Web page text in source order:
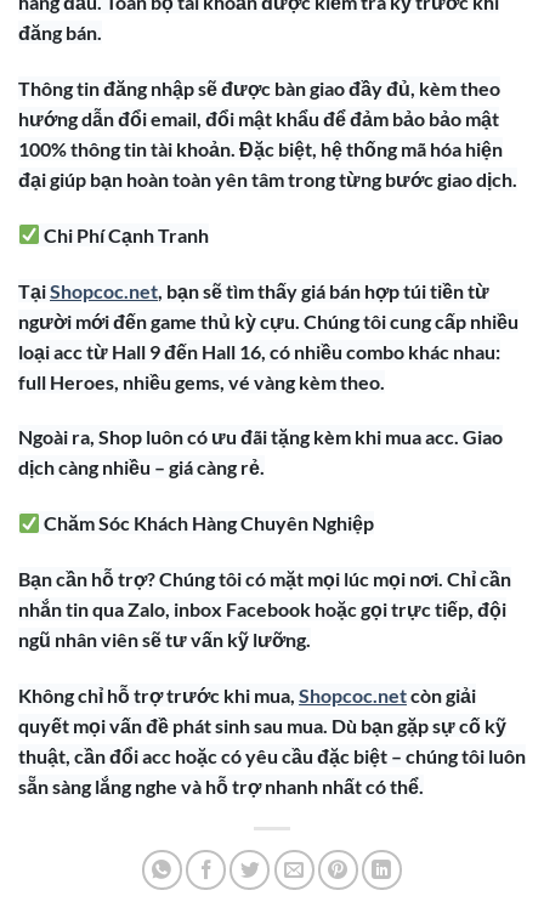
đăng bán.
Thông tin đăng nhập sẽ được bàn giao đầy đủ, kèm theo
hướng dẫn đổi email, đổi mật khẩu để đảm bảo bảo mật
100% thông tin tài khoản. Đặc biệt, hệ thống mã hóa hiện
đại giúp bạn hoàn toàn yên tâm trong từng bước giao dịch.
Chi Phí Cạnh Tranh
TạiShopcoc.net , bạn sẽ tìm thấy giá bán hợp túi tiền từ
người mới đến game thủ kỳ cựu. Chúng tôi cung cấp nhiều
loại acc từ Hall 9 đến Hall 16, có nhiều combo khác nhau:
full Heroes, nhiều gems, vé vàng kèm theo.
Ngoài ra, Shop luôn có ưu đãi tặng kèm khi mua acc. Giao
dịch càng nhiều – giá càng rẻ.
Chăm Sóc Khách Hàng Chuyên Nghiệp
Bạn cần hỗ trợ? Chúng tôi có mặt mọi lúc mọi nơi. Chỉ cần
nhắn tin qua Zalo, inbox Facebook hoặc gọi trực tiếp, đội
ngũ nhân viên sẽ tư vấn kỹ lưỡng.
Không chỉ hỗ trợ trước khi mua, Shopcoc.netcòn giải
quyết mọi vấn đề phát sinh sau mua. Dù bạn gặp sự cố kỹ
thuật, cần đổi acc hoặc có yêu cầu đặc biệt – chúng tôi luôn
sẵn sàng lắng nghe và hỗ trợ nhanh nhất có thể.